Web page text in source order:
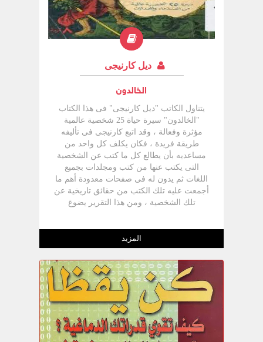
ديل كارنيجى
الخالدون
يتناول الكاتب "ديل كارنيجى" فى هذا الكتاب
"الخالدون" سيرة حياة 25 شخصية عالمية
مؤثرة وفعالة ، وقد اتبع كارنيجى فى تأليفه
طريقة فريدة ، فكان يكلف كل واحد من
مساعديه بأن يطالع كل ما كتب عن الشخصية
التى يكتب عنها من كتب ومجلدات بجميع
اللغات ثم يدون له فى صفحات معدودة أهم ما
أجمعت عليه تلك الكتب من حقائق تاريخية عن
تلك الشخصية ، ومن هذا التقرير يضوغ
زبدة وخلاصة عشرات الكتب والمجلدات.
المزيد